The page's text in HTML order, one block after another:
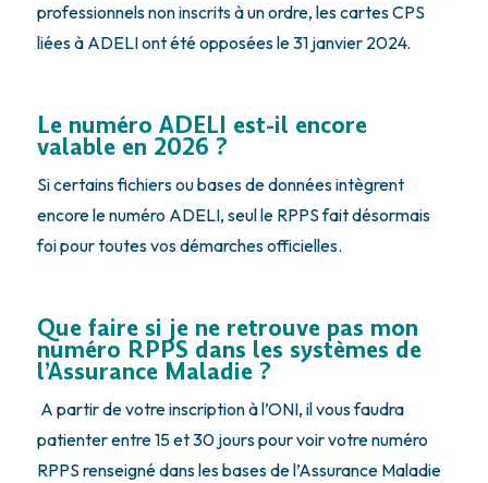
professionnels non inscrits à un ordre, les cartes CPS
liées à ADELI ont été opposées le 31 janvier 2024.
Le numéro ADELI est-il encore
valable en 2026 ?
Si certains fichiers ou bases de données intègrent
encore le numéro ADELI, seul le RPPS fait désormais
foi pour toutes vos démarches officielles.
Que faire si je ne retrouve pas mon
numéro RPPS dans les systèmes de
l’Assurance Maladie ?
A partir de votre inscription à l’ONI, il vous faudra
patienter entre 15 et 30 jours pour voir votre numéro
RPPS renseigné dans les bases de l’Assurance Maladie